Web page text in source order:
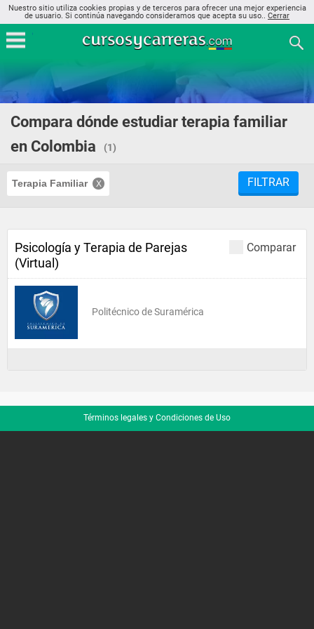
Nuestro sitio utiliza cookies propias y de terceros para ofrecer una mejor experiencia
de usuario. Si continúa navegando consideramos que acepta su uso.. Cerrar
Compara dónde estudiar terapia familiar
en Colombia
(1)
Terapia Familiar FILTRAR
Comparar
Psicología y Terapia de Parejas
(Virtual)
Politécnico de Suramérica
Términos legales y Condiciones de Uso